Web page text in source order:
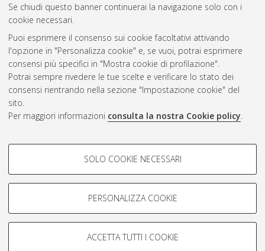
Se chiudi questo banner continuerai la navigazione solo con i
cookie necessari.
Puoi esprimere il consenso sui cookie facoltativi attivando
l'opzione in "Personalizza cookie" e, se vuoi, potrai esprimere
consensi più specifici in "Mostra cookie di profilazione".
Potrai sempre rivedere le tue scelte e verificare lo stato dei
consensi rientrando nella sezione "Impostazione cookie" del
sito.
Per maggiori informazioni consulta la nostra Cookie policy.
COOKIE DI PROFILAZIONE -
Si tratta di cookie utilizzati per analizzare le caratteristiche della
navigazione degli utenti, creare profili in base al loro comportamento
Mostra cookie di profilazione
SOLO COOKIE NECESSARI
PERSONALIZZA COOKIE
ACCETTA TUTTI I COOKIE
Atom
Rss 1.0
Rss 2.0
ISSN: 2038-7946
Impostazioni Cookie
Informativa sulla privacy
Condizioni d’uso del sito